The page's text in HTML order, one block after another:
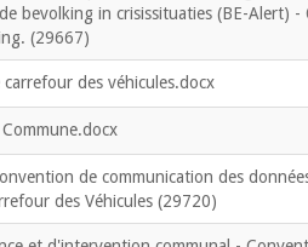
bevolking in crisissituaties (BE-Alert)
(29667)
des véhicules.docx
de communication des
des Véhicules (29720)